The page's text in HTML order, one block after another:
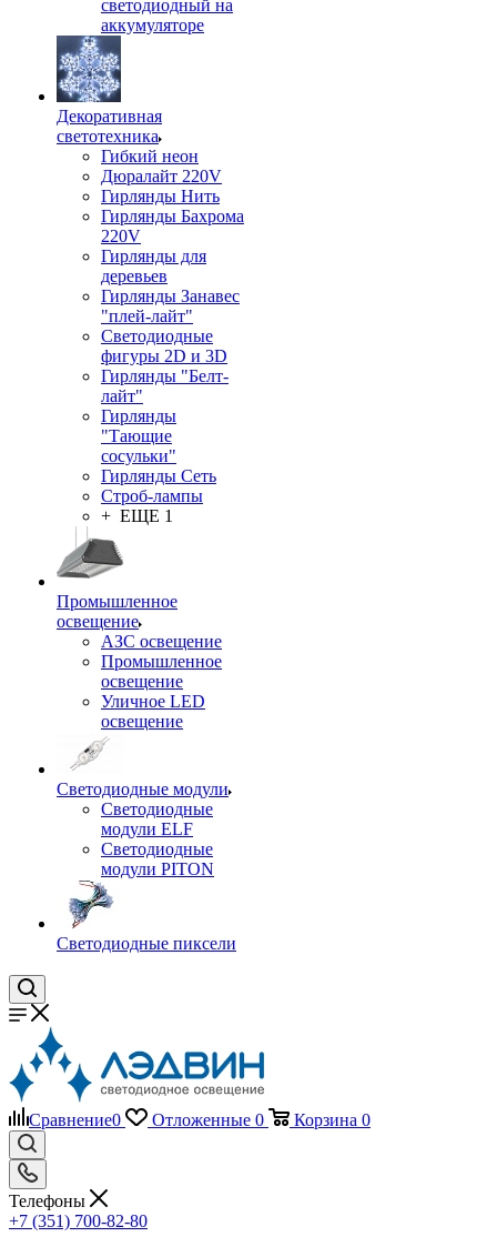
светодиодный на
аккумуляторе
Декоративная
светотехника
Гибкий неон
Дюралайт 220V
Гирлянды Нить
Гирлянды Бахрома
220V
Гирлянды для
деревьев
Гирлянды Занавес
"плей-лайт"
Светодиодные
фигуры 2D и 3D
Гирлянды "Белт-
лайт"
Гирлянды
"Тающие
сосульки"
Гирлянды Сеть
Строб-лампы
+ ЕЩЕ 1
Промышленное
освещение
АЗС освещение
Промышленное
освещение
Уличное LED
освещение
Светодиодные модули
Светодиодные
модули ELF
Светодиодные
модули PITON
Светодиодные пиксели
Сравнение0 Отложенные 0 Корзина 0
Телефоны
+7 (351) 700-82-80